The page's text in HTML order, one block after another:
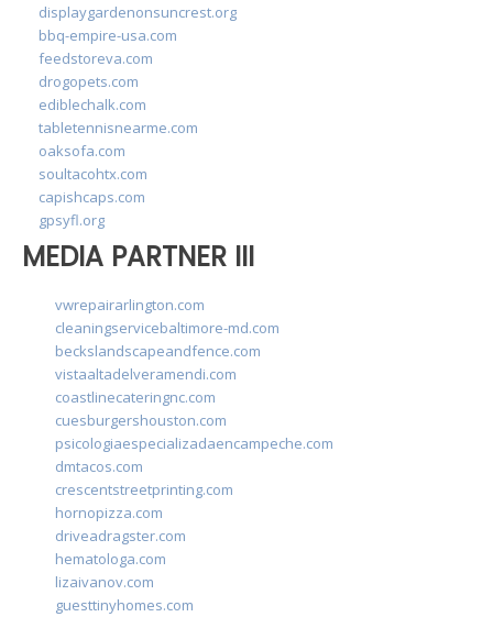
displaygardenonsuncrest.org
bbq-empire-usa.com
feedstoreva.com
drogopets.com
ediblechalk.com
tabletennisnearme.com
oaksofa.com
soultacohtx.com
capishcaps.com
gpsyfl.org
MEDIA PARTNER III
vwrepairarlington.com
cleaningservicebaltimore-md.com
beckslandscapeandfence.com
vistaaltadelveramendi.com
coastlinecateringnc.com
cuesburgershouston.com
psicologiaespecializadaencampeche.com
dmtacos.com
crescentstreetprinting.com
hornopizza.com
driveadragster.com
hematologa.com
lizaivanov.com
guesttinyhomes.com